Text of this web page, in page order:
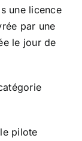
une licence
par une
le jour de
pilote